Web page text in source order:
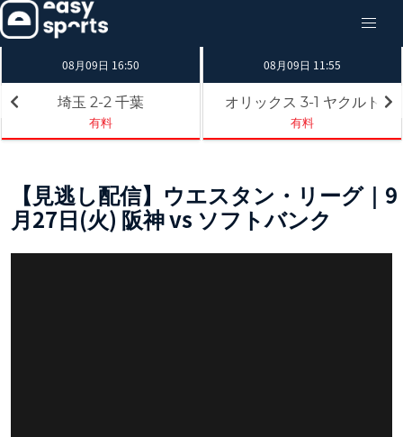
08月09日 16:50
埼玉 2-2 千葉
有料
08月09日 11:55
オリックス 3-1 ヤクルト
有料
【見逃し配信】ウエスタン・リーグ｜9
月27日(火) 阪神 vs ソフトバンク